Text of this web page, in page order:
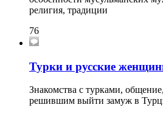
религия, традиции
76
Турки и русские
Знакомства с турками,
решившим выйти замуж в